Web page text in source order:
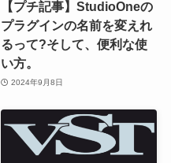
【プチ記事】StudioOneの
プラグインの名前を変えれ
るって?そして、便利な使
い方。
2024年9月8日